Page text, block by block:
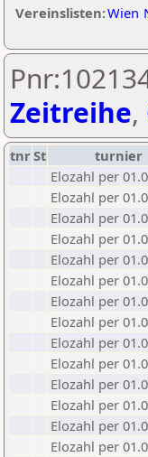
Vereinslisten:Wien
Zeitreihe,
tnrSt turnier
Elozahl per
Elozahl per
Elozahl per
Elozahl per
Elozahl per
Elozahl per
Elozahl per
Elozahl per
Elozahl per
Elozahl per
Elozahl per
Elozahl per
Elozahl per
Elozahl per